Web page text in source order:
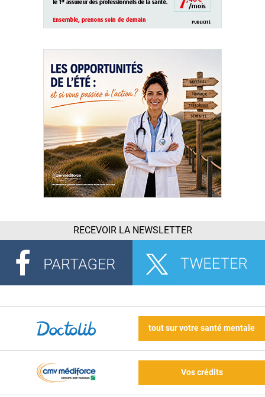
RECEVOIR LA NEWSLETTER
tout sur votre santé mentale
Vos crédits